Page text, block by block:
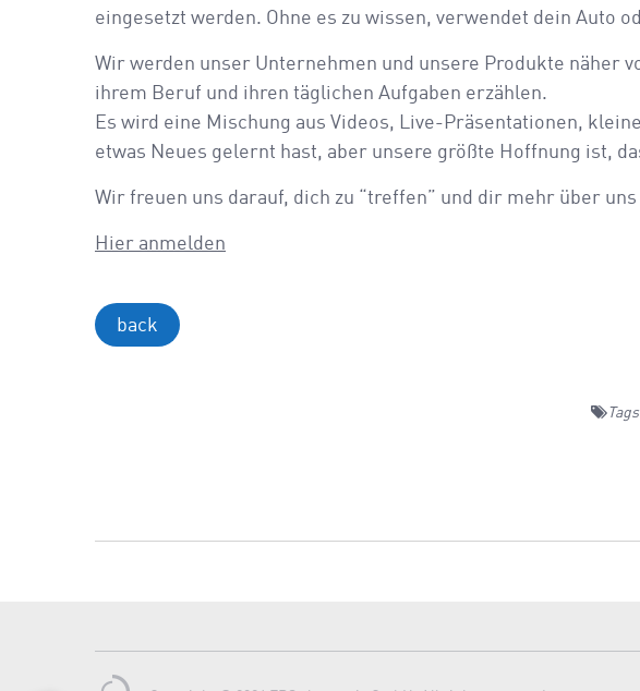
eingesetzt werden. Ohne es zu wissen, verwendet dein Auto
Wir werden unser Unternehmen und unsere Produkte
ihrem Beruf und ihren täglichen Aufgaben erzählen.
Es wird eine Mischung aus Videos, Live-Präsentationen,
etwas Neues gelernt hast, aber unsere größte Hoffnung ist,
Wir freuen uns darauf, dich zu “treffen” und dir mehr über
Hier anmelden
back
Tags